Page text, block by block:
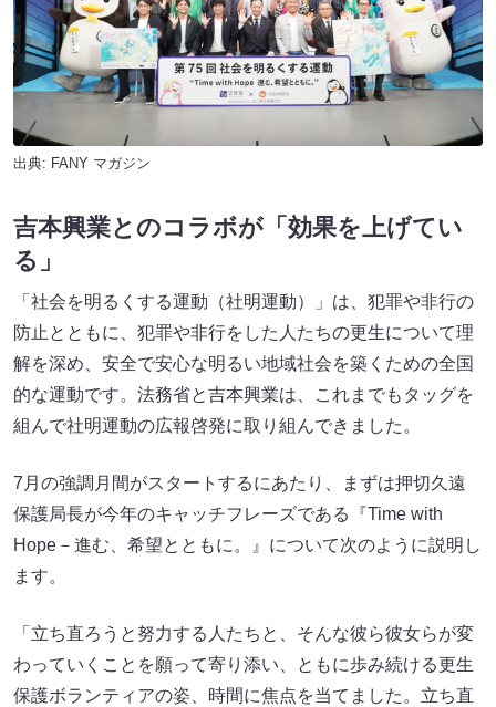
出典: FANY マガジン
吉本興業とのコラボが「効果を上げてい
る」
「社会を明るくする運動（社明運動）」は、犯罪や非行の
防止とともに、犯罪や非行をした人たちの更生について理
解を深め、安全で安心な明るい地域社会を築くための全国
的な運動です。法務省と吉本興業は、これまでもタッグを
組んで社明運動の広報啓発に取り組んできました。
7月の強調月間がスタートするにあたり、まずは押切久遠
保護局長が今年のキャッチフレーズである『Time with
Hope－進む、希望とともに。』について次のように説明し
ます。
「立ち直ろうと努力する人たちと、そんな彼ら彼女らが変
わっていくことを願って寄り添い、ともに歩み続ける更生
保護ボランティアの姿、時間に焦点を当てました。立ち直